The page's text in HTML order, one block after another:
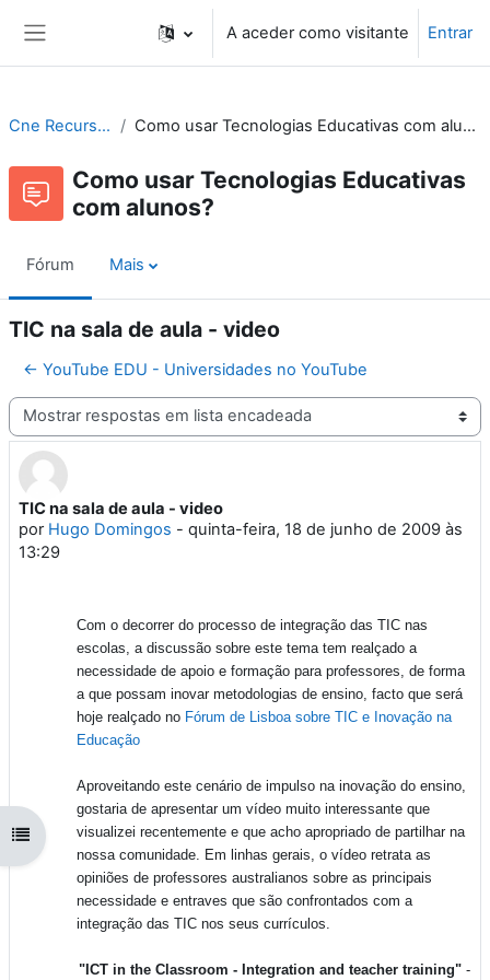
A aceder como visitante Entrar
Abrir índice da disciplina
Cne Recursos Como usar Tecnologias Educativas com alunos?
Como usar Tecnologias Educativas
com alunos?
Fórum Mais
TIC na sala de aula - video
← YouTube EDU - Universidades no YouTube
Modo de visualização
TIC na sala de aula - video
por Hugo Domingos - quinta-feira, 18 de junho de 2009 às
13:29
Número de respostas: 0
Com o decorrer do processo de integração das TIC nas
escolas, a discussão sobre este tema tem realçado a
necessidade de apoio e formação para professores, de forma
a que possam inovar metodologias de ensino, facto que será
hoje realçado no Fórum de Lisboa sobre TIC e Inovação na
Educação
Aproveitando este cenário de impulso na inovação do ensino,
gostaria de apresentar um vídeo muito interessante que
visualizei recentemente e que acho apropriado de partilhar na
nossa comunidade. Em linhas gerais, o vídeo retrata as
opiniões de professores australianos sobre as principais
necessidade e entraves que são confrontados com a
integração das TIC nos seus currículos.
"ICT in the Classroom - Integration and teacher training"-